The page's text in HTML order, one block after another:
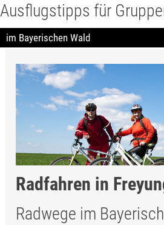
Ausflugstipps für
im Bayerischen Wald
Radfahren in
Radwege im